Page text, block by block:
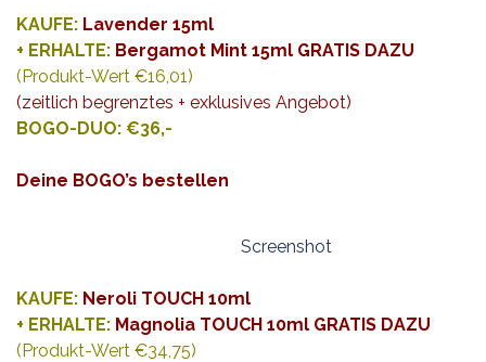
KAUFE: Lavender 15ml
+ ERHALTE: Bergamot Mint 15ml GRATIS DAZU
(Produkt-Wert €16,01)
(zeitlich begrenztes + exklusives Angebot)
BOGO-DUO: €36,-
Deine BOGO’s bestellen
Screenshot
KAUFE: Neroli TOUCH 10ml
+ ERHALTE: Magnolia TOUCH 10ml GRATIS DAZU
(Produkt-Wert €34,75)